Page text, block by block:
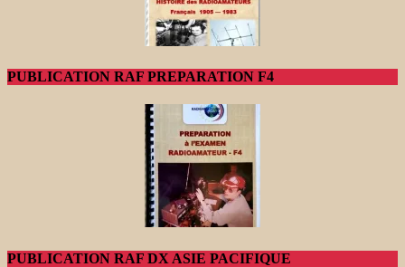
PUBLICATION RAF PREPARATION F4
PUBLICATION RAF DX ASIE PACIFIQUE